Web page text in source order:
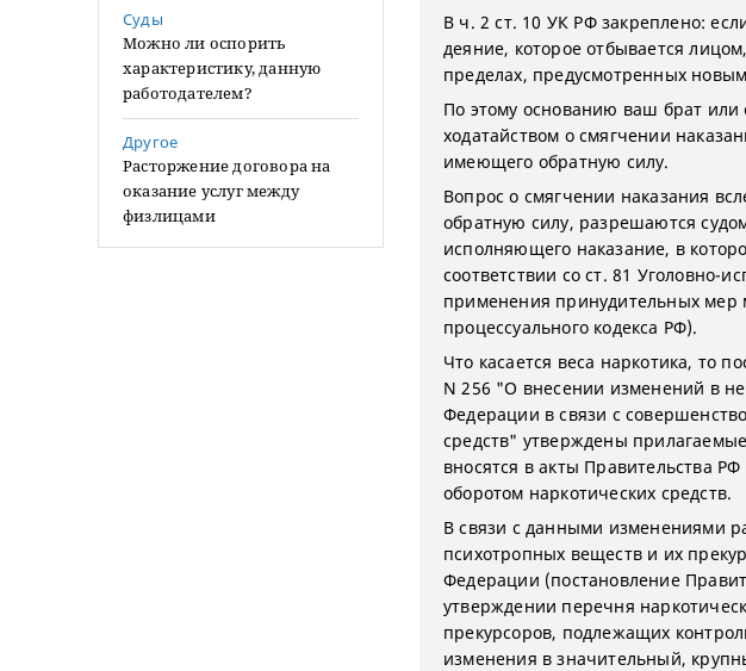
Суды
Можно ли оспорить
характеристику, данную
работодателем?
Другое
Расторжение договора на
оказание услуг между
физлицами
В ч. 2 ст. 10 УК РФ закреплено:
деяние, которое отбывается
пределах, предусмотренных
По этому основанию ваш брат или
ходатайством о смягчении
имеющего обратную силу.
Вопрос о смягчении наказания
обратную силу, разрешаются
исполняющего наказание, в
соответствии со ст. 81 Уголовно-
применения принудительных мер
процессуального кодекса РФ).
Что касается веса наркотика, то
N 256 "О внесении изменений в
Федерации в связи с
средств" утверждены
вносятся в акты Правительства
оборотом наркотических средств.
В связи с данными изменениями
психотропных веществ и их
Федерации (постановление
утверждении перечня
прекурсоров, подлежащих
изменения в значительный,